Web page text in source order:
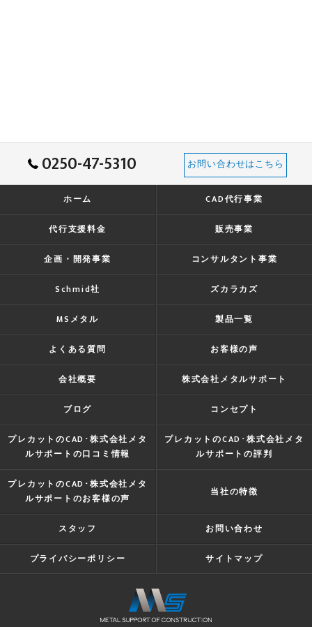
0250-47-5310 お問い合わせはこちら
ホーム CAD代行事業
代行支援料金 販売事業
企画・開発事業 コンサルタント事業
Schmid社 ズカラカズ
MSメタル 製品一覧
よくある質問 お客様の声
会社概要 株式会社メタルサポート
ブログ コンセプト
プレカットのCAD･株式会社メタ
ルサポートの口コミ情報
プレカットのCAD･株式会社メタ
ルサポートの評判
プレカットのCAD･株式会社メタ
ルサポートのお客様の声
当社の特徴
スタッフ お問い合わせ
プライバシーポリシー サイトマップ